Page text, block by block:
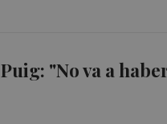
Puig: "No va a